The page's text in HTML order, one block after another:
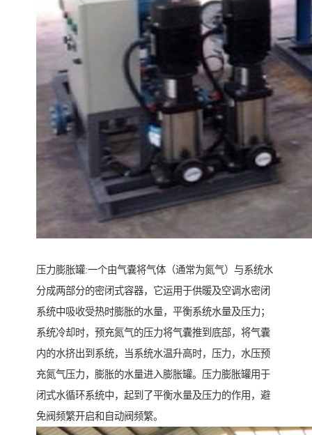
压力膨胀罐:一个由气囊将气体（通常为氮气）与系统水
分成两部分的密闭式容器，它运用于供暖及空调水密闭
系统中吸收受热时膨胀的水量，平衡系统水量及压力；
系统冷却时，预充氮气的压力将气囊推到底部，将气囊
内的水挤出到系统，当系统水温升高时，压力，水压预
充氮气压力，膨胀的水量进入膨胀罐。压力膨胀罐用于
闭式水循环系统中，起到了平衡水量及压力的作用，避
免阀频繁开启和自动阀频繁。